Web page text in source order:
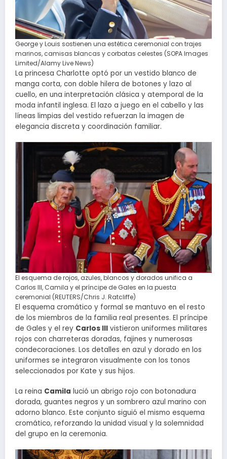
George y Louis sostienen una estética ceremonial con trajes
marinos, camisas blancas y corbatas celestes (SOPA Images
Limited/Alamy Live News)
La princesa Charlotte optó por un vestido blanco de
manga corta, con doble hilera de botones y lazo al
cuello, en una interpretación clásica y atemporal de la
moda infantil inglesa. El lazo a juego en el cabello y las
líneas limpias del vestido refuerzan la imagen de
elegancia discreta y coordinación familiar.
El esquema de rojos, azules, blancos y dorados unifica a
Carlos III, Camila y el príncipe de Gales en la puesta
ceremonial (REUTERS/Chris J. Ratcliffe)
El esquema cromático y formal se mantuvo en el resto
de los miembros de la familia real presentes. El príncipe
de Gales y el rey Carlos III vistieron uniformes militares
rojos con charreteras doradas, fajines y numerosas
condecoraciones. Los detalles en azul y dorado en los
uniformes se integraron visualmente con los tonos
seleccionados por Kate y sus hijos.
La reina Camila lució un abrigo rojo con botonadura
dorada, guantes negros y un sombrero azul marino con
adorno blanco. Este conjunto siguió el mismo esquema
cromático, reforzando la unidad visual y la solemnidad
del grupo en la ceremonia.